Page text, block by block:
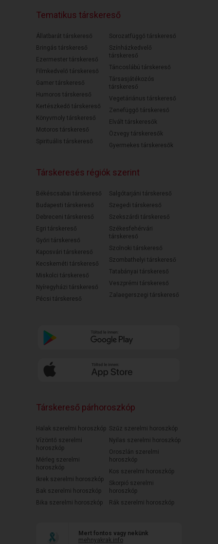
Tematikus társkereső
Állatbarát társkereső
Bringás társkereső
Ezermester társkereső
Filmkedvelő társkereső
Gamer társkereső
Humoros társkereső
Kertészkedő társkereső
Könyvmoly társkereső
Motoros társkereső
Spirituális társkereső
Sorozatfüggő társkereső
Színházkedvelő
társkereső
Táncoslábú társkereső
Társasjátékozós
társkereső
Vegetáriánus társkereső
Zenefüggő társkereső
Elvált társkeresők
Özvegy társkeresők
Gyermekes társkeresők
Társkeresés régiók szerint
Békéscsabai társkereső
Budapesti társkereső
Debreceni társkereső
Egri társkereső
Győri társkereső
Kaposvári társkereső
Kecskeméti társkereső
Miskolci társkereső
Nyíregyházi társkereső
Pécsi társkereső
Salgótarjáni társkereső
Szegedi társkereső
Szekszárdi társkereső
Székesfehérvári
társkereső
Szolnoki társkereső
Szombathelyi társkereső
Tatabányai társkereső
Veszprémi társkereső
Zalaegerszegi társkereső
Társkereső párhoroszkóp
Halak szerelmi horoszkóp
Vízöntő szerelmi
horoszkóp
Mérleg szerelmi
horoszkóp
Ikrek szerelmi horoszkóp
Bak szerelmi horoszkóp
Bika szerelmi horoszkóp
Szűz szerelmi horoszkóp
Nyilas szerelmi horoszkóp
Oroszlán szerelmi
horoszkóp
Kos szerelmi horoszkóp
Skorpió szerelmi
horoszkóp
Rák szerelmi horoszkóp
Mert fontos vagy nekünk
mehnyakrak.info